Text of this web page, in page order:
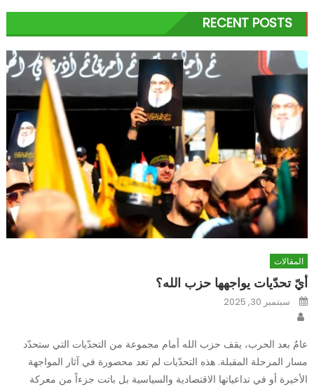
RECENT POSTS
المقالات
أيّ تحدّيات يواجهها حزب الله؟
Posted
onسبتمبر 30, 2025
عامٌ بعد الحرب، يقف حزب الله أمام مجموعة من التحدّيات التي ستحدّد
مسار المرحلة المقبلة. هذه التحدّيات لم تعد محصورة في آثار المواجهة
الأخيرة أو في تداعياتها الاقتصادية والسياسية بل باتت جزءاً من معركة